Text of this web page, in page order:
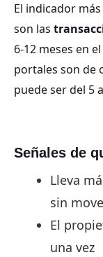
El indicador
son las
6-12 meses en
portales son de
puede ser del 5
Señales de
Lleva
sin
El
una vez